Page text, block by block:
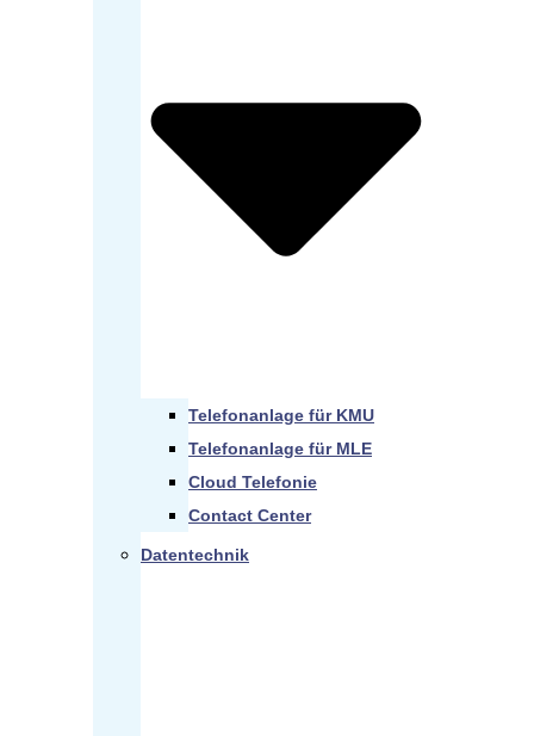
Telefonanlage für KMU
Telefonanlage für MLE
Cloud Telefonie
Contact Center
Datentechnik